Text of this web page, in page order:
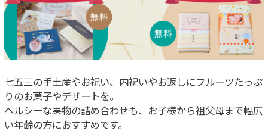
七五三の手土産やお祝い、内祝いやお返しにフルーツたっぷ
りのお菓子やデザートを。
ヘルシーな果物の詰め合わせも、お子様から祖父母まで幅広
い年齢の方におすすめです。